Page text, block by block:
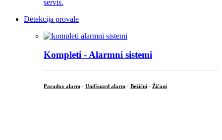
Detekcija provale
Kompleti - Alarmni sistemi
Paradox alarm - UniGuard alarm - Bežični - Žičani